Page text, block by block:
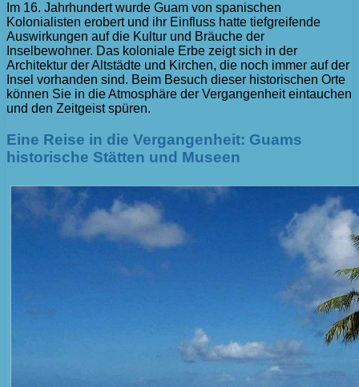
Im 16. Jahrhundert wurde Guam von spanischen
Kolonialisten erobert und ihr Einfluss hatte tiefgreifende
Auswirkungen auf die Kultur und Bräuche der
Inselbewohner. Das koloniale Erbe zeigt sich in der
Architektur der Altstädte und Kirchen, die noch immer auf der
Insel vorhanden sind. Beim Besuch dieser historischen Orte
können Sie in die Atmosphäre der Vergangenheit eintauchen
und den Zeitgeist spüren.
Eine Reise in die Vergangenheit: Guams
historische Stätten und Museen